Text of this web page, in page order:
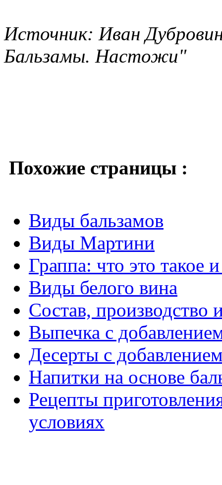
Источник: Иван
Бальзамы. Настожи"
Похожие страницы :
Виды бальзамов
Виды Мартини
Граппа: что это такое
Виды белого вина
Состав, производство
Выпечка с
Десерты с
Напитки на основе
Рецепты
условиях